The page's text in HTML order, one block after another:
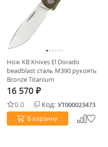
Нож KB Knives El Dorado
beadblast сталь M390 рукоять
Bronze Titanium
16 570 ₽
0.0 Код: УТ000023473
В корзину